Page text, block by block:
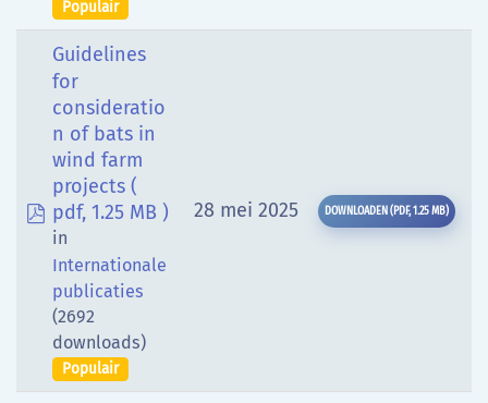
Populair
pdf
Guidelines
for
consideratio
n of bats in
wind farm
projects (
pdf, 1.25 MB )
in
Internationale
publicaties
(2692
downloads)
Populair
28 mei 2025 DOWNLOADEN (PDF,1.25 MB)